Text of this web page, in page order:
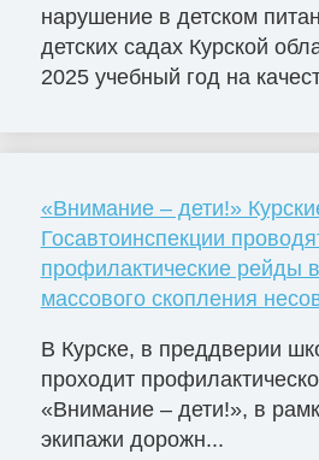
нарушение в детском
детских садах Курской
2025 учебный год на
«Внимание – дети!»
Госавтоинспекции
профилактические рейды
массового скопления
В Курске, в преддверии
проходит
«Внимание – дети!», в
экипажи дорожн...